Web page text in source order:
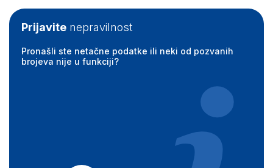
Prijavite nepravilnost
Pronašli ste netačne podatke ili neki od pozvanih
brojeva nije u funkciji?